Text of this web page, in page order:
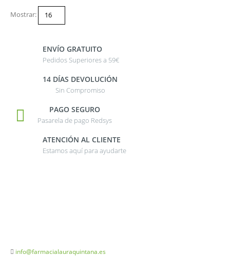
Mostrar:
ENVÍO GRATUITO
Pedidos Superiores a 59€
14 DÍAS DEVOLUCIÓN
Sin Compromiso
PAGO SEGURO
Pasarela de pago Redsys
ATENCIÓN AL CLIENTE
Estamos aquí para ayudarte
info@farmacialauraquintana.es